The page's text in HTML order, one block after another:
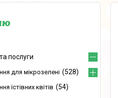
послуги
для мікрозелені 528
їстівних квітів 54